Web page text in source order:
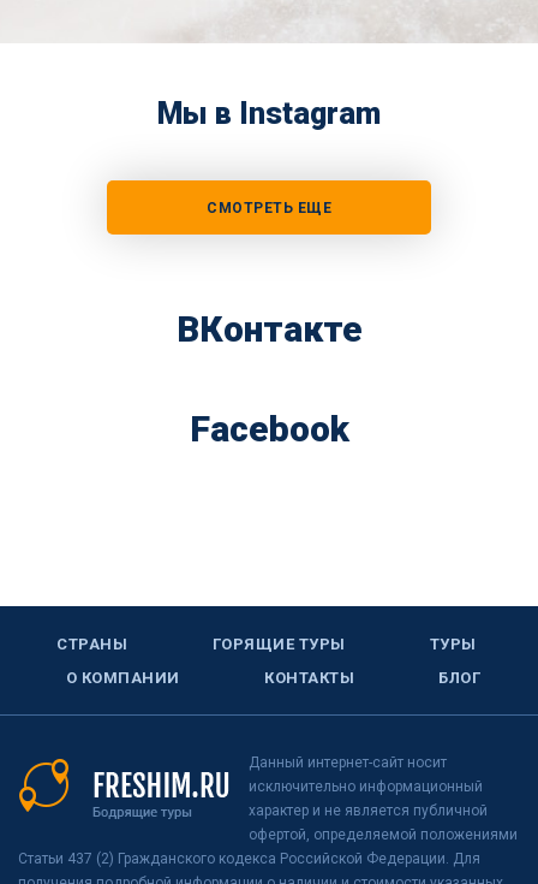
Мы в Instagram
СМОТРЕТЬ ЕЩЕ
ВКонтакте
Facebook
СТРАНЫ ГОРЯЩИЕ ТУРЫ
ТУРЫ
О КОМПАНИИ
КОНТАКТЫ БЛОГ
Данный интернет-сайт носит
исключительно информационный
характер и не является публичной
офертой, определяемой положениями
Статьи 437 (2) Гражданского кодекса Российской Федерации. Для